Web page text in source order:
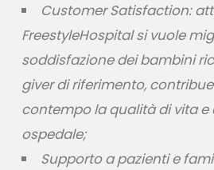
Customer Satisfaction:
FreestyleHospital si vuole
soddisfazione dei bambini
giver di riferimento,
contempo la qualità di vita e
ospedale;
Supporto a pazienti e